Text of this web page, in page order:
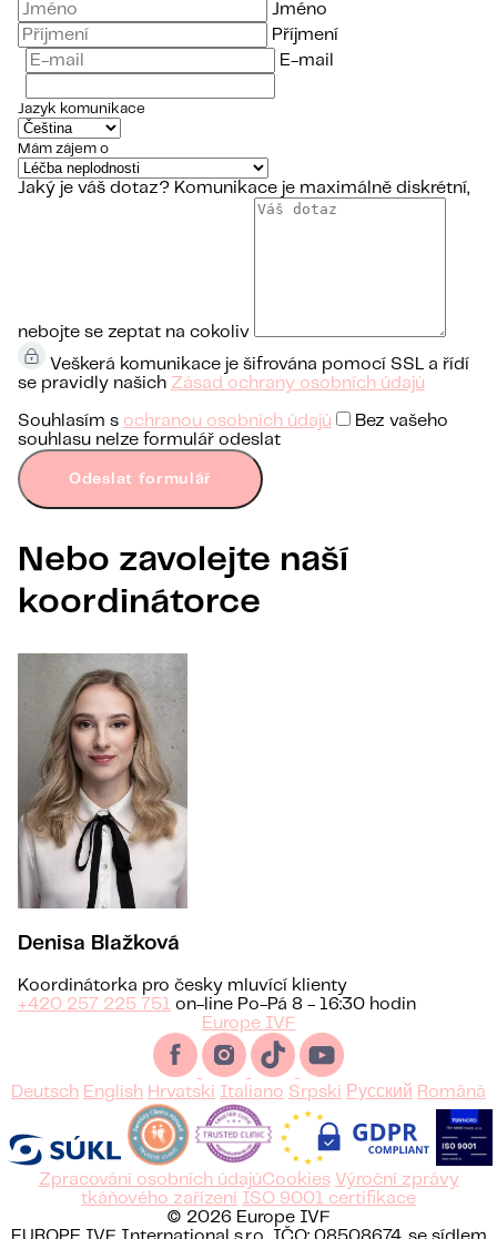
Jméno
Příjmení
E-mail
Jazyk komunikace
Mám zájem o
Jaký je váš dotaz? Komunikace je maximálně diskrétní,
nebojte se zeptat na cokoliv
Veškerá komunikace je šifrována pomocí SSL a řídí
se pravidly našich Zásad ochrany osobních údajů
Souhlasím s ochranou osobních údajů
Bez vašeho
souhlasu nelze formulář odeslat
Odeslat formulář
Nebo zavolejte naší
koordinátorce
Denisa Blažková
Koordinátorka pro česky mluvící klienty
+420 257 225 751
on-line Po-Pá 8 - 16:30 hodin
Europe IVF
Deutsch English Hrvatski Italiano Srpski Русский Română
Zpracování osobních údajůCookies Výroční zprávy
tkáňového zařízení
ISO 9001 certifikace
© 2026 Europe IVF